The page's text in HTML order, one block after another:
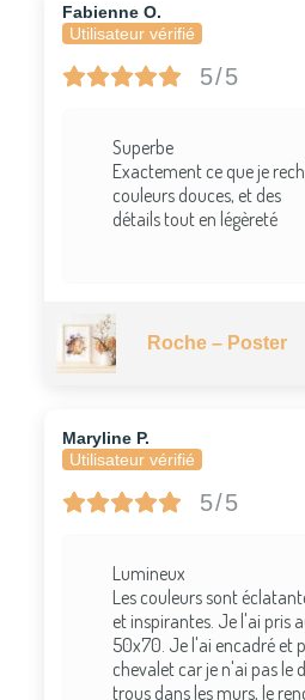
Fabienne O.
Utilisateur vérifié
5/5
Superbe
Exactement ce que je
couleurs douces, et des
détails tout en légèreté
Roche – Poster
Maryline P.
Utilisateur vérifié
5/5
Lumineux
Les couleurs sont
et inspirantes. Je l'ai pris
50x70. Je l'ai encadré et
chevalet car je n'ai pas le
trous dans les murs, le